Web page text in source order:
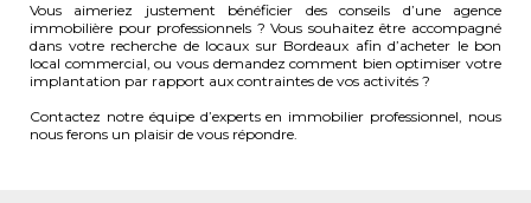
Vous aimeriez justement bénéficier des conseils d’une agence
immobilière pour professionnels ? Vous souhaitez être accompagné
dans votre recherche de locaux sur Bordeaux afin d’acheter le bon
local commercial, ou vous demandez comment bien optimiser votre
implantation par rapport aux contraintes de vos activités ?
Contactez notre équipe d’experts en immobilier professionnel, nous
nous ferons un plaisir de vous répondre.